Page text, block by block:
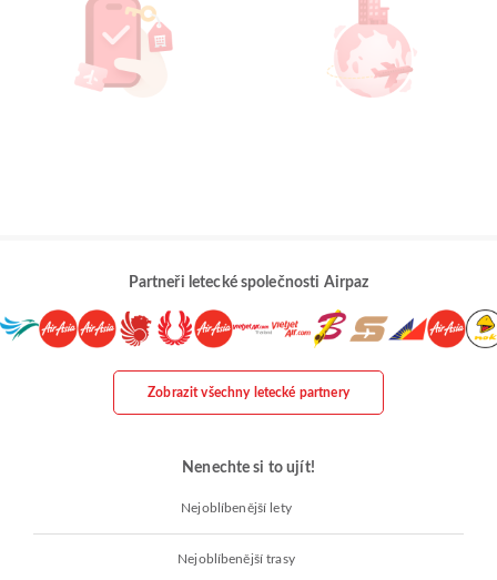
Partneři letecké společnosti Airpaz
Zobrazit všechny letecké partnery
Nenechte si to ujít!
Nejoblíbenější lety
Nejoblíbenější trasy